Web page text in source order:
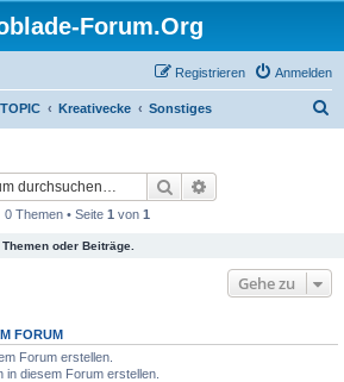
Forum.Org
Anmelden
Registrieren
Kreativecke Sonstiges
Suche
0 Themen • Seite 1 von 1
oder Beiträge.
Gehe zu
FORUM
Forum erstellen.
in diesem Forum erstellen.